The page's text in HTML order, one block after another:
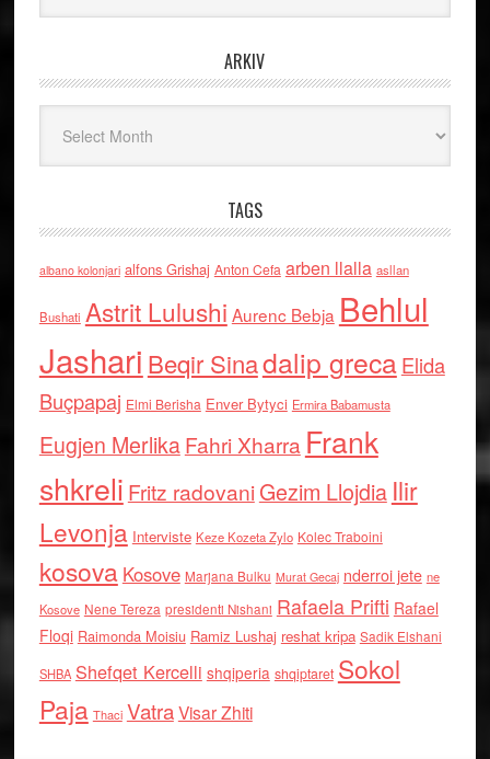
ARKIV
TAGS
albano kolonjari alfons Grishaj Anton Cefa arben llalla asllan
Bushati Astrit Lulushi Aurenc Bebja Behlul
Jashari Beqir Sinadalip grecaElida
Buçpapaj Elmi Berisha Enver Bytyci Ermira Babamusta
Eugjen MerlikaFahri Xharra Frank
shkreli Fritz radovaniGezim Llojdia Ilir
Levonja Interviste Keze Kozeta Zylo Kolec Traboini
kosova Kosove Marjana Bulku Murat Gecaj nderroi jete ne
Kosove Nene Tereza presidenti Nishani Rafaela Prifti Rafael
Floqi Raimonda Moisiu Ramiz Lushaj reshat kripa Sadik Elshani
SHBA Shefqet Kercelli shqiperia shqiptaret Sokol
Paja Thaci VatraVisar Zhiti